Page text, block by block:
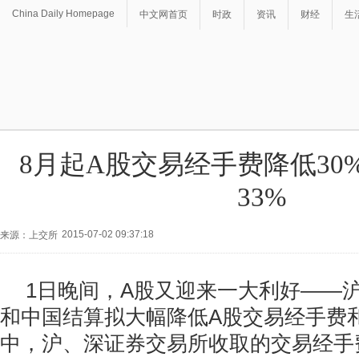
China Daily Homepage 中文网首页 时政 资讯 财经 生
8月起A股交易经手费降低
33%
来源：上交所 2015-07-02 09:37:18
1日晚间，A股又迎来一大利好——
和中国结算拟大幅降低A股交易经手费
中，沪、深证券交易所收取的交易经